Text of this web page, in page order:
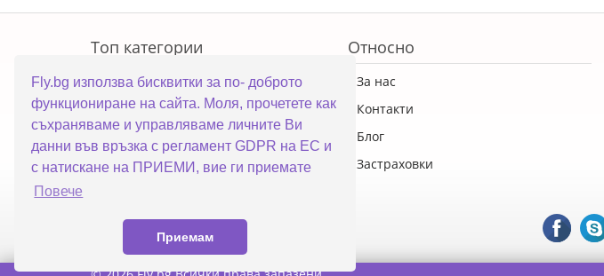
Fly.bg използва бисквитки за по- доброто
функциониране на сайта. Моля, прочетете как
съхраняваме и управляваме личните Ви
данни във връзка с регламент GDPR на ЕС и
с натискане на ПРИЕМИ, вие ги приемате
Повече
Приемам
Топ категории
ПРОМОЦИИ
Преносими компютри
Настолни компютри
Смартфони
Относно
За нас
Контакти
Блог
Застраховки